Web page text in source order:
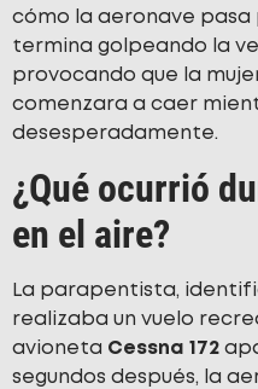
cómo la aeronave
termina golpeando la
provocando que la
comenzara a caer
desesperadamente.
¿Qué ocurrió
en el aire?
La parapentista,
realizaba un vuelo
avioneta Cessna 172
segundos después, la